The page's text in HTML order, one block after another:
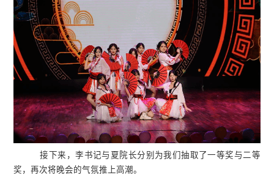
接下来，李书记与夏院长分别为我们抽取了一等奖与二等
奖，再次将晚会的气氛推上高潮。